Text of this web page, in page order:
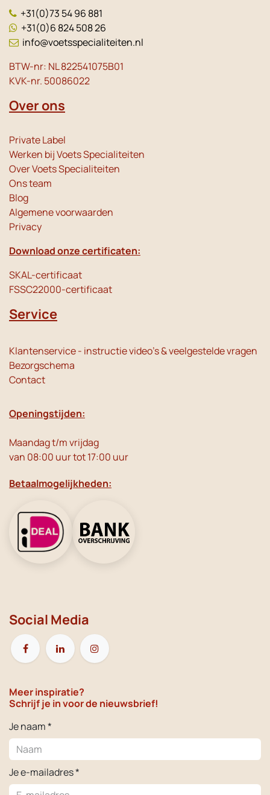
+31(0)73 54 96 881
+31(0)6 824 508 26
info@voetsspecialiteiten.nl
BTW-nr: NL 822541075B01
KVK-nr. 50086022
Over ons
Private Label
Werken bij Voets Specialiteiten
Over Voets Specialiteiten
Ons team
Blog
Algemene voorwaarden
Privacy
Download onze certificaten:
SKAL-certificaat
FSSC22000-certificaat
Service
Klantenservice - instructie video's & veelgestelde vragen
Bezorgschema
Contact
Openingstijden:
Maandag t/m vrijdag
van 08:00 uur tot 17:00 uur
Betaalmogelijkheden:
Social Media
Meer inspiratie?
Schrijf je in voor de nieuwsbrief!
Je naam *
Je e-mailadres *